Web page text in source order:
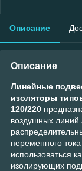
Описание
Описание
Линейные
изоляторы
120/220
воздушных линий
переменного
использоваться
изолирующих